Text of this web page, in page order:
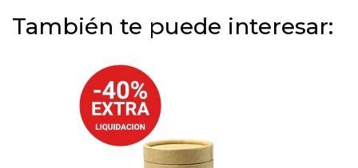
También te puede interesar: